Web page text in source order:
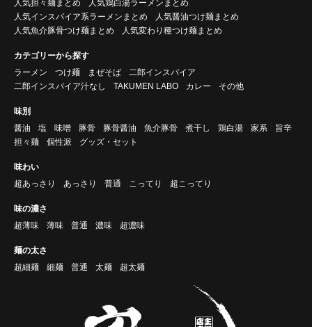
人気担々麺まとめ
人気鶏白湯ラーメンまとめ
人気インスパイア系ラーメンまとめ
人気醤油つけ麺まとめ
人気魚介豚骨つけ麺まとめ
人気変わり種つけ麺まとめ
カテゴリーから探す
ラーメン
つけ麺 まぜそば
二郎インスパイア
二郎インスパイア汁なし
TAKUMEN LABO カレー その他
味別
醤油
塩 味噌 豚骨 豚骨醤油 魚介豚骨 煮干し 鶏白湯 家系
旨辛
担々麺
個性派 グッズ・セット
味わい
超あっさり
あっさり 普通 こってり 超こってり
味の濃さ
超薄味
薄味 普通 濃味 超濃味
麺の太さ
超細麺
細麺 普通 太麺 超太麺